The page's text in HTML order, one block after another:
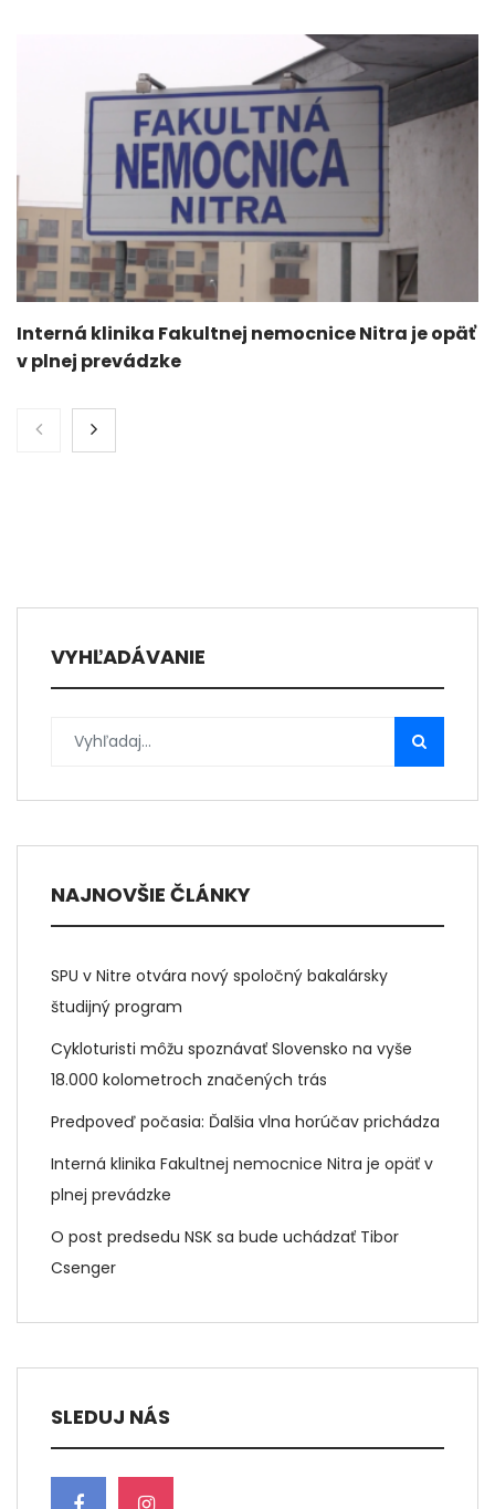
Interná klinika Fakultnej nemocnice Nitra je opäť
v plnej prevádzke
VYHĽADÁVANIE
NAJNOVŠIE ČLÁNKY
SPU v Nitre otvára nový spoločný bakalársky
študijný program
Cykloturisti môžu spoznávať Slovensko na vyše
18.000 kolometroch značených trás
Predpoveď počasia: Ďalšia vlna horúčav prichádza
Interná klinika Fakultnej nemocnice Nitra je opäť v
plnej prevádzke
O post predsedu NSK sa bude uchádzať Tibor
Csenger
SLEDUJ NÁS